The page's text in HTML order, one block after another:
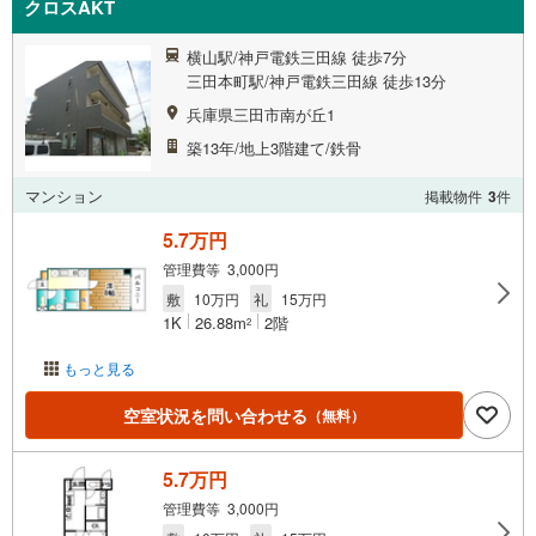
クロスAKT
横山駅/神戸電鉄三田線 徒歩7分
三田本町駅/神戸電鉄三田線 徒歩13分
兵庫県三田市南が丘1
築13年/地上3階建て/鉄骨
マンション 掲載物件 3件
もっと見る
5.7万円
管理費等 3,000円
敷
10万円 礼 15万円
1K 26.88m2 2階
空室状況を問い合わせる （無料）
5.7万円
管理費等 3,000円